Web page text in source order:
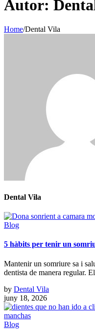
Autor:
Home/Dental Vila
Dental Vila
Blog
5 hàbits per tenir un
Mantenir un somriure sa i
dentista de manera regular.
by Dental Vila
juny 18, 2026
Blog